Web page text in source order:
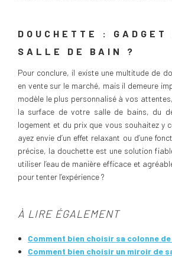
DOUCHETTE : GADGET
SALLE DE BAIN ?
Pour conclure, il existe une multitude de
en vente sur le marché, mais il demeure
modèle le plus personnalisé à vos
la surface de votre salle de bains, du
logement et du prix que vous souhaitez y
ayez envie d’un effet relaxant ou d’une
précise, la douchette est une solution
utiliser l’eau de manière efficace et
pour tenter l’expérience ?
À LIRE ÉGALEMENT
Comment bien choisir sa colonne
Comment bien choisir un miroir de